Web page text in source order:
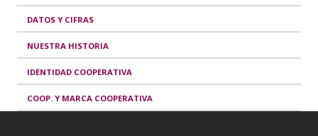
DATOS Y CIFRAS
NUESTRA HISTORIA
IDENTIDAD COOPERATIVA
COOP. Y MARCA COOPERATIVA